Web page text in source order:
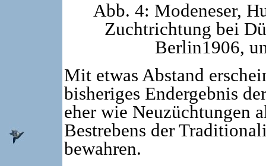
Abb. 4: Modeneser,
Zuchtrichtung bei
Berlin1906,
Mit etwas Abstand
bisheriges Endergebnis
eher wie Neuzüchtungen
Bestrebens der
bewahren.